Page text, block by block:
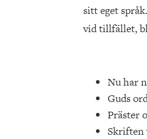
sitt eget
vid tillfället,
Nu har
Guds
Präster
Skriften